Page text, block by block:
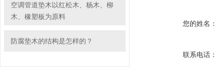
空调管道垫木以红松木、杨木、柳
木、橡塑板为原料
防腐垫木的结构是怎样的？
您的姓名：
联系电话：